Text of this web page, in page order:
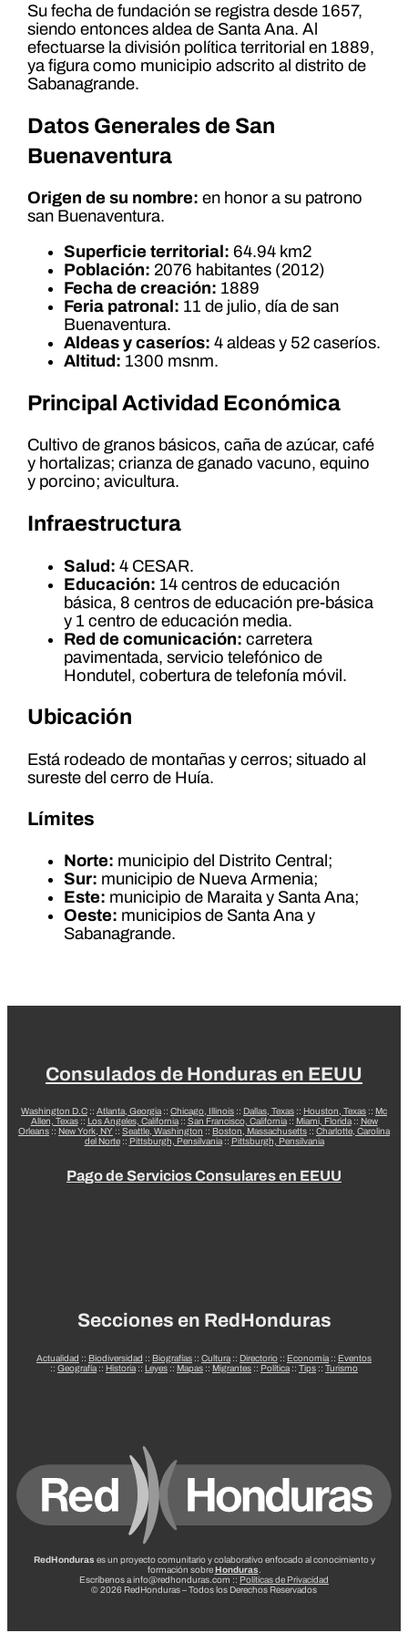
Su fecha de fundación se registra desde 1657,
siendo entonces aldea de Santa Ana. Al
efectuarse la división política territorial en 1889,
ya figura como municipio adscrito al distrito de
Sabanagrande.
Datos Generales de San
Buenaventura
Origen de su nombre: en honor a su patrono
san Buenaventura.
Superficie territorial: 64.94 km2
Población: 2076 habitantes (2012)
Fecha de creación: 1889
Feria patronal: 11 de julio, día de san
Buenaventura.
Aldeas y caseríos: 4 aldeas y 52 caseríos.
Altitud: 1300 msnm.
Principal Actividad Económica
Cultivo de granos básicos, caña de azúcar, café
y hortalizas; crianza de ganado vacuno, equino
y porcino; avicultura.
Infraestructura
Salud: 4 CESAR.
Educación: 14 centros de educación
básica, 8 centros de educación pre-básica
y 1 centro de educación media.
Red de comunicación: carretera
pavimentada, servicio telefónico de
Hondutel, cobertura de telefonía móvil.
Ubicación
Está rodeado de montañas y cerros; situado al
sureste del cerro de Huía.
Límites
Norte: municipio del Distrito Central;
Sur: municipio de Nueva Armenia;
Este: municipio de Maraita y Santa Ana;
Oeste: municipios de Santa Ana y
Sabanagrande.
Consulados de Honduras en EEUU
Washington D.C :: Atlanta, Georgia:: Chicago, Illinois :: Dallas, Texas :: Houston, Texas :: Mc
Allen, Texas:: Los Angeles, California:: San Francisco, California:: Miami, Florida:: New
Orleans :: New York, NY :: Seattle, Washington :: Boston, Massachusetts :: Charlotte, Carolina
del Norte:: Pittsburgh, Pensilvania:: Pittsburgh, Pensilvania
Pago de Servicios Consulares en EEUU
Secciones en RedHonduras
Actualidad :: Biodiversidad :: Biografías :: Cultura :: Directorio :: Economía :: Eventos
:: Geografía :: Historia :: Leyes :: Mapas :: Migrantes :: Política :: Tips :: Turismo
RedHonduras es un proyecto comunitario y colaborativo enfocado al conocimiento y
formación sobreHonduras.
Escríbenos a info@redhonduras.com :: Políticas de Privacidad
© 2026 RedHonduras – Todos los Derechos Reservados